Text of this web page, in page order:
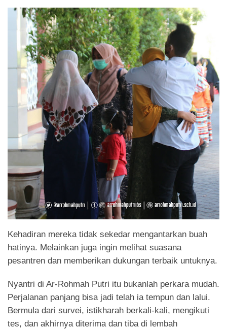
Kehadiran mereka tidak sekedar mengantarkan buah
hatinya. Melainkan juga ingin melihat suasana
pesantren dan memberikan dukungan terbaik untuknya.
Nyantri di Ar-Rohmah Putri itu bukanlah perkara mudah.
Perjalanan panjang bisa jadi telah ia tempun dan lalui.
Bermula dari survei, istikharah berkali-kali, mengikuti
tes, dan akhirnya diterima dan tiba di lembah